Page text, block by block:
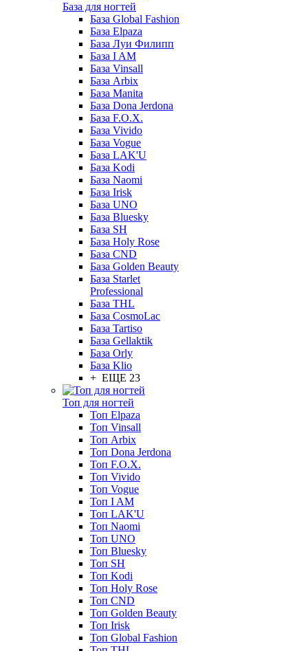
База для ногтей
База Global Fashion
База Elpaza
База Луи Филипп
База I AM
База Vinsall
База Arbix
База Manita
База Dona Jerdona
База F.O.X.
База Vivido
База Vogue
База LAK'U
База Kodi
База Naomi
База Irisk
База UNO
База Bluesky
База SH
База Holy Rose
База CND
База Golden Beauty
База Starlet
Professional
База THL
База CosmoLac
База Tartiso
База Gellaktik
База Orly
База Klio
+ ЕЩЕ 23
Топ для ногтей
Топ Elpaza
Топ Vinsall
Топ Arbix
Топ Dona Jerdona
Топ F.O.X.
Топ Vivido
Топ Vogue
Топ I AM
Топ LAK'U
Топ Naomi
Топ UNO
Топ Bluesky
Топ SH
Топ Kodi
Топ Holy Rose
Топ CND
Топ Golden Beauty
Топ Irisk
Топ Global Fashion